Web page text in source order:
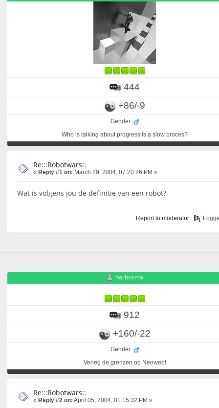
444
+86/-9
Gender:
Who is talking about progress is a slow proces?
Re:::Robotwars::
« Reply #1 on: March 29, 2004, 07:20:26 PM »
Wat is volgens jou de definitie van een robot?
Report to moderator
harbosma
912
+160/-22
Gender:
Verleg de grenzen op Neoweb!
Re:::Robotwars::
« Reply #2 on: April 05, 2004, 01:15:32 PM »